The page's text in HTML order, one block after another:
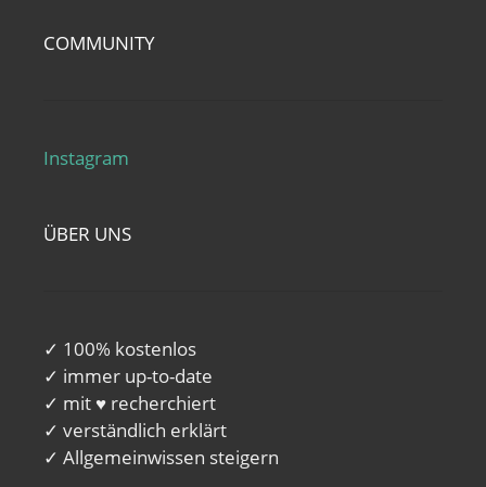
COMMUNITY
Instagram
ÜBER UNS
✓ 100% kostenlos
✓ immer up-to-date
✓ mit ♥ recherchiert
✓ verständlich erklärt
✓ Allgemeinwissen steigern